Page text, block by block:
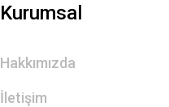
Kurumsal
Hakkımızda
İletişim